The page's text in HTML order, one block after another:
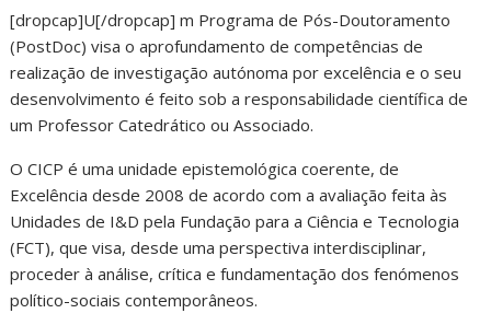
[dropcap]U[/dropcap] m Programa de Pós-Doutoramento
(PostDoc) visa o aprofundamento de competências de
realização de investigação autónoma por excelência e o seu
desenvolvimento é feito sob a responsabilidade científica de
um Professor Catedrático ou Associado.
O CICP é uma unidade epistemológica coerente, de
Excelência desde 2008 de acordo com a avaliação feita às
Unidades de I&D pela Fundação para a Ciência e Tecnologia
(FCT), que visa, desde uma perspectiva interdisciplinar,
proceder à análise, crítica e fundamentação dos fenómenos
político-sociais contemporâneos.